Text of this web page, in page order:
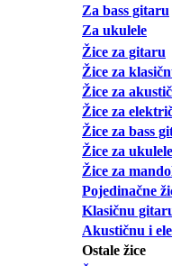
Za bass gitaru
Za ukulele
Žice za gitaru
Žice za
Žice za
Žice za
Žice za bass
Žice za ukulele
Žice za
Pojedinačne
Klasičnu
Akustičnu i
Ostale žice